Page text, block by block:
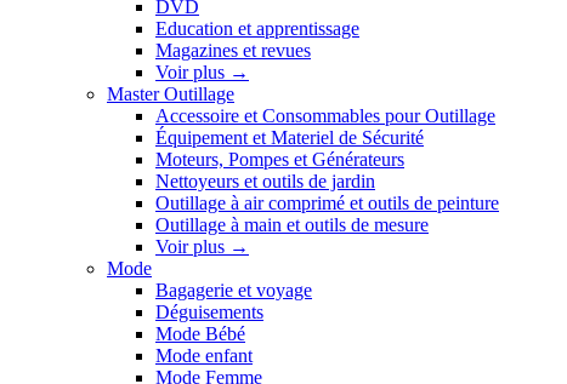
DVD
Education et apprentissage
Magazines et revues
Voir plus →
Master Outillage
Accessoire et Consommables pour Outillage
Équipement et Materiel de Sécurité
Moteurs, Pompes et Générateurs
Nettoyeurs et outils de jardin
Outillage à air comprimé et outils de peinture
Outillage à main et outils de mesure
Voir plus →
Mode
Bagagerie et voyage
Déguisements
Mode Bébé
Mode enfant
Mode Femme